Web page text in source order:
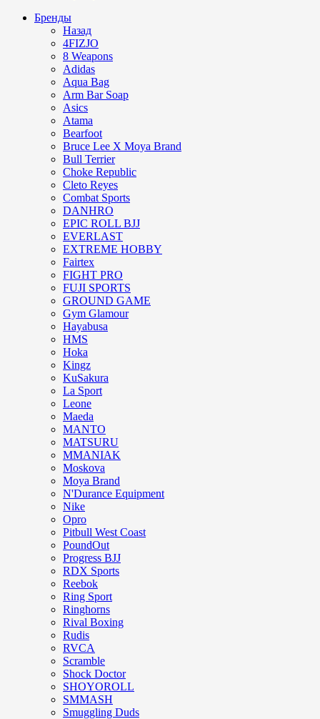
Бренды
Назад
4FIZJO
8 Weapons
Adidas
Aqua Bag
Arm Bar Soap
Asics
Atama
Bearfoot
Bruce Lee X Moya Brand
Bull Terrier
Choke Republic
Cleto Reyes
Combat Sports
DANHRO
EPIC ROLL BJJ
EVERLAST
EXTREME HOBBY
Fairtex
FIGHT PRO
FUJI SPORTS
GROUND GAME
Gym Glamour
Hayabusa
HMS
Hoka
Kingz
KuSakura
La Sport
Leone
Maeda
MANTO
MATSURU
MMANIAK
Moskova
Moya Brand
N'Durance Equipment
Nike
Opro
Pitbull West Coast
PoundOut
Progress BJJ
RDX Sports
Reebok
Ring Sport
Ringhorns
Rival Boxing
Rudis
RVCA
Scramble
Shock Doctor
SHOYOROLL
SMMASH
Smuggling Duds